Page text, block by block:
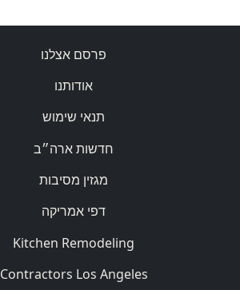
פרסם אצלנו
אודותנו
תנאי שימוש
חדשות ארה״ב
מגזין מסיבות
דפי אמריקה
Kitchen Remodeling
Contractors Los Angeles